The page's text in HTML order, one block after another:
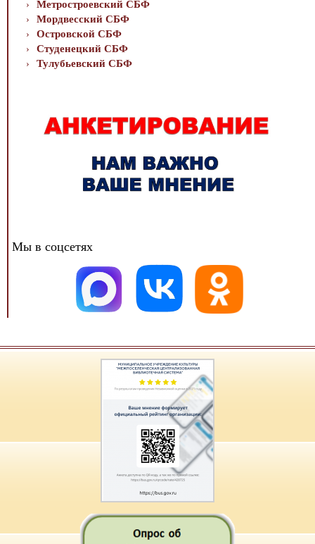
Метростроевский СБФ
Мордвесский СБФ
Островской СБФ
Студенецкий СБФ
Тулубьевский СБФ
Мы в соцсетях